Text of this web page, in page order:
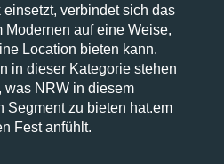
verbindet sich das
Modernen auf eine Weise,
Location bieten kann.
in dieser Kategorie stehen
was NRW in diesem
Segment zu bieten hat.em
Fest anfühlt.